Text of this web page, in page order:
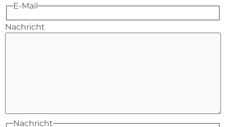
E-Mail
Nachricht
Nachricht